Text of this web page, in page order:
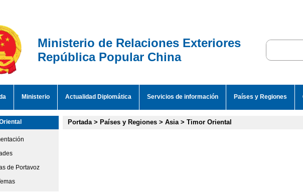
Ministerio de Relaciones Exteriores
República Popular China
Ministerio Actualidad Diplomática Servicios de información Países y Regiones
de Portavoz
Portada> Países y Regiones > Asia> Timor Oriental